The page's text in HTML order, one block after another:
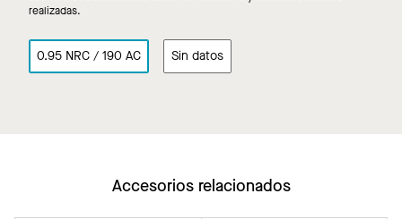
realizadas.
0.95 NRC / 190 AC Sin datos
Accesorios relacionados